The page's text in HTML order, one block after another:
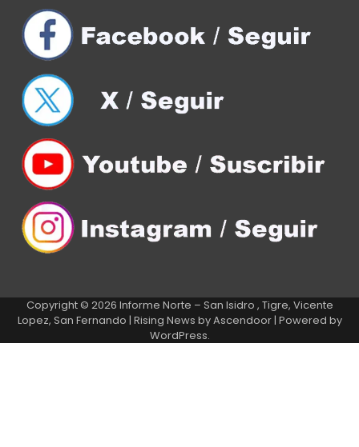
Copyright © 2026 Informe Norte – San Isidro , Tigre, Vicente
Lopez, San Fernando | Rising News byAscendoor| Powered by
WordPress.